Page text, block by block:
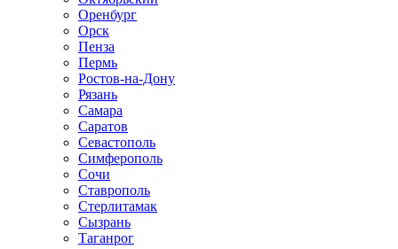
Оренбург
Орск
Пенза
Пермь
Ростов-на-Дону
Рязань
Самара
Саратов
Севастополь
Симферополь
Сочи
Ставрополь
Стерлитамак
Сызрань
Таганрог